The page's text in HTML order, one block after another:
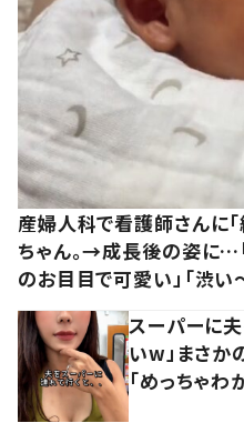
産婦人科で看護師さんに
ちゃん。→成長後の姿に…
のお目目で可愛い」「渋い～
スーパーに
いw」まさか
「めっちゃわ